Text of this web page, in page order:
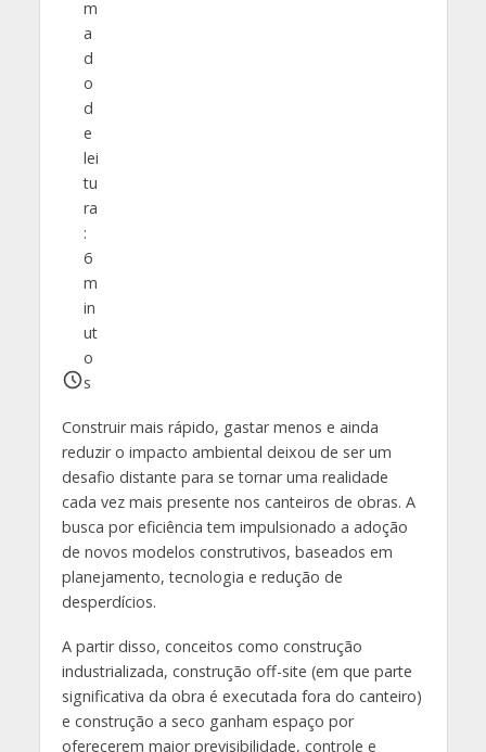
m
a
d
o
d
e
lei
tu
ra
:
6
m
in
ut
o
s
Construir mais rápido, gastar menos e ainda
reduzir o impacto ambiental deixou de ser um
desafio distante para se tornar uma realidade
cada vez mais presente nos canteiros de obras. A
busca por eficiência tem impulsionado a adoção
de novos modelos construtivos, baseados em
planejamento, tecnologia e redução de
desperdícios.
A partir disso, conceitos como construção
industrializada, construção off-site (em que parte
significativa da obra é executada fora do canteiro)
e construção a seco ganham espaço por
oferecerem maior previsibilidade, controle e